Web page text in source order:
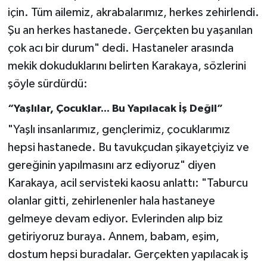
için. Tüm ailemiz, akrabalarımız, herkes zehirlendi.
Şu an herkes hastanede. Gerçekten bu yaşanılan
çok acı bir durum" dedi. Hastaneler arasında
mekik dokuduklarını belirten Karakaya, sözlerini
şöyle sürdürdü:
“Yaşlılar, Çocuklar... Bu Yapılacak İş Değil”
"Yaşlı insanlarımız, gençlerimiz, çocuklarımız
hepsi hastanede. Bu tavukçudan şikayetçiyiz ve
gereğinin yapılmasını arz ediyoruz" diyen
Karakaya, acil servisteki kaosu anlattı: "Taburcu
olanlar gitti, zehirlenenler hala hastaneye
gelmeye devam ediyor. Evlerinden alıp biz
getiriyoruz buraya. Annem, babam, eşim,
dostum hepsi buradalar. Gerçekten yapılacak iş